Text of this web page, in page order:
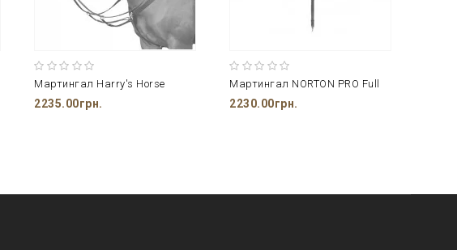
Мартингал Harry's Horse
2235.00грн.
Мартингал NORTON PRO Full
2230.00грн.